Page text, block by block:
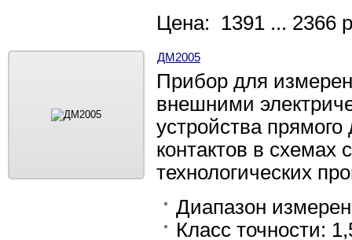
Цена: 1391 ... 2366
ДМ2005
Прибор для
внешними
устройства
контактов в схемах
технологических
Диапазон
Класс точности: